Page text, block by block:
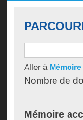
Aller à
Nombre de
Mémoire